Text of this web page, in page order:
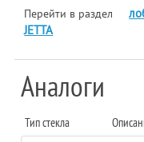
Перейти в раздел
JETTA
Аналоги
Тип стекла